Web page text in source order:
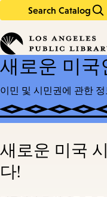
Search Catalog
in
keywords
새로운 미국
이민 및 시민권에 관한
새로운 미국
다!